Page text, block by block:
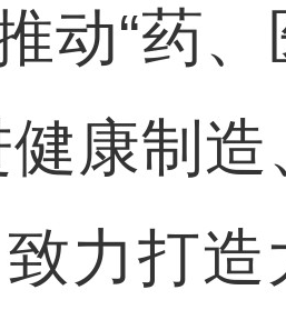
“药、
康制造
力打造